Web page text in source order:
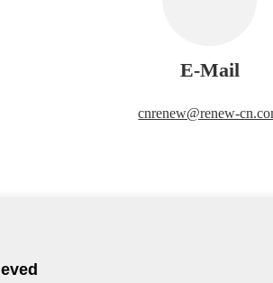
E-Mail
cnrenew@renew-